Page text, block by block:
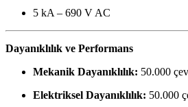
5 kA – 690 V AC
Dayanıklılık ve Performans
Mekanik Dayanıklılık: 50.000
Elektriksel Dayanıklılık: 50.000